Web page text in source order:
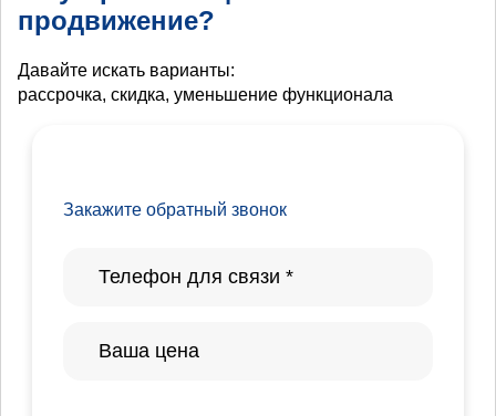
продвижение?
Давайте искать варианты:
рассрочка, скидка, уменьшение функционала
Закажите обратный звонок